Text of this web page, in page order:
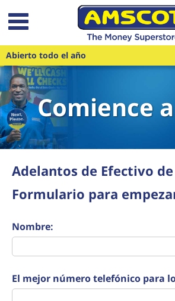
Saltar al contenido principal
Abierto todo el año
Comience
Adelantos de Efectivo
Formulario para
Nombre:
El mejor número telefónico para